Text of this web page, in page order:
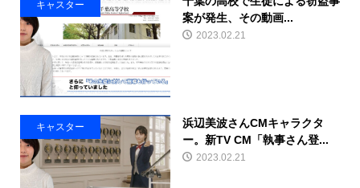
キャスター
案が発生、その動画...
2023.02.21
キャスター
浜辺美波さんCMキャラクタ
ー。新TV CM「執事さん登...
2023.02.21